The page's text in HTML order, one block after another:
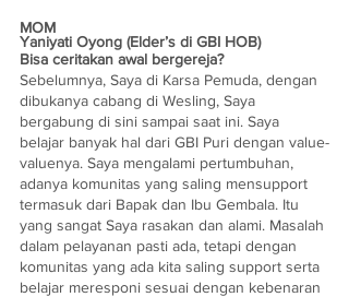
MOM
Yaniyati Oyong (Elder’s di GBI HOB)
Bisa ceritakan awal bergereja?
Sebelumnya, Saya di Karsa Pemuda, dengan
dibukanya cabang di Wesling, Saya
bergabung di sini sampai saat ini. Saya
belajar banyak hal dari GBI Puri dengan value-
valuenya. Saya mengalami pertumbuhan,
adanya komunitas yang saling mensupport
termasuk dari Bapak dan Ibu Gembala. Itu
yang sangat Saya rasakan dan alami. Masalah
dalam pelayanan pasti ada, tetapi dengan
komunitas yang ada kita saling support serta
belajar meresponi sesuai dengan kebenaran